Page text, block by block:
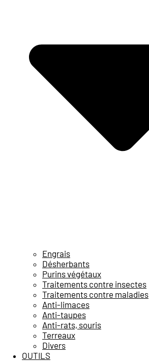
Engrais
Désherbants
Purins végétaux
Traitements contre insectes
Traitements contre maladies
Anti-limaces
Anti-taupes
Anti-rats, souris
Terreaux
Divers
OUTILS